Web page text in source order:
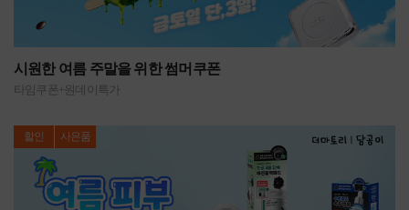
시원한 여름 주말을 위한 썸머쿠폰
타임쿠폰+원데이특가
할인 사은품